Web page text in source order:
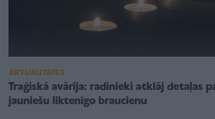
AKTUALITĀTES
Traģiskā avārija: radinieki atklāj detaļas
jauniešu liktenīgo braucienu